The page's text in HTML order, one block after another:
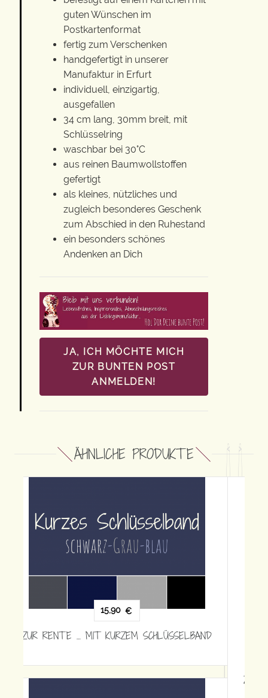
guten Wünschen im
Postkartenformat
fertig zum Verschenken
handgefertigt in unserer
Manufaktur in Erfurt
individuell, einzigartig,
ausgefallen
34 cm lang, 30mm breit, mit
Schlüsselring
waschbar bei 30°C
aus reinen Baumwollstoffen
gefertigt
als kleines, nützliches und
zugleich besonderes Geschenk
zum Abschied in den Ruhestand
ein besonders schönes
Andenken an Dich
JA, ICH MÖCHTE MICH
ZUR BUNTEN POST
ANMELDEN!
ÄHNLICHE PRODUKTE
15,90€
ZUR RENTE … MIT KURZEM SCHLÜSSELBAND